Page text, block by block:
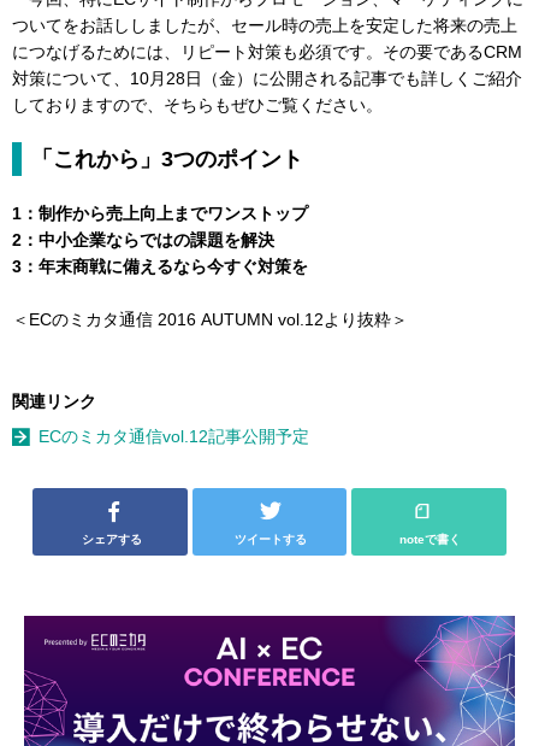
ついてをお話ししましたが、セール時の売上を安定した将来の売上
につなげるためには、リピート対策も必須です。その要であるCRM
対策について、10月28日（金）に公開される記事でも詳しくご紹介
しておりますので、そちらもぜひご覧ください。
「これから」3つのポイント
1：制作から売上向上までワンストップ
2：中小企業ならではの課題を解決
3：年末商戦に備えるなら今すぐ対策を
＜ECのミカタ通信 2016 AUTUMN vol.12より抜粋＞
関連リンク
ECのミカタ通信vol.12記事公開予定
シェアする ツイートする noteで書く